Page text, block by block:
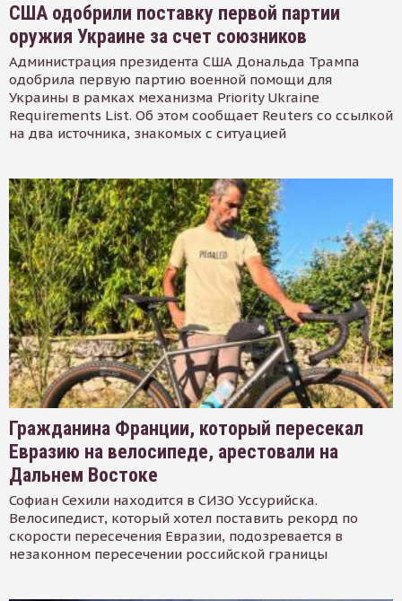
США одобрили поставку первой партии
оружия Украине за счет союзников
Администрация президента США Дональда Трампа
одобрила первую партию военной помощи для
Украины в рамках механизма Priority Ukraine
Requirements List. Об этом сообщает Reuters со ссылкой
на два источника, знакомых с ситуацией
Гражданина Франции, который пересекал
Евразию на велосипеде, арестовали на
Дальнем Востоке
Софиан Сехили находится в СИЗО Уссурийска.
Велосипедист, который хотел поставить рекорд по
скорости пересечения Евразии, подозревается в
незаконном пересечении российской границы